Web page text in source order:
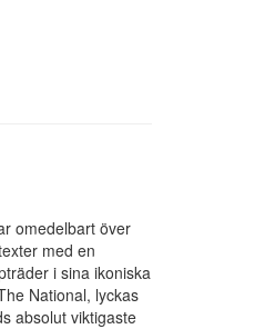
omedelbart över
med en
i sina ikoniska
National, lyckas
absolut viktigaste